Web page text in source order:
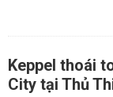
Keppel thoái
City tại Thủ